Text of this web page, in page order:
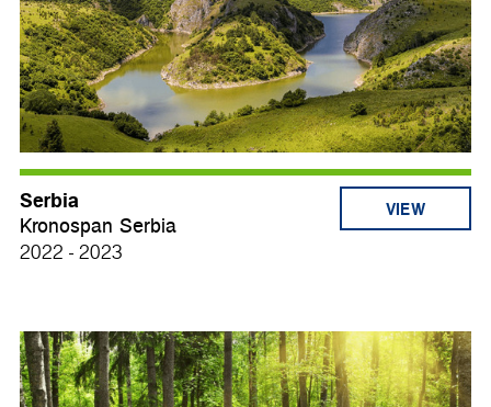
Serbia
Kronospan Serbia
2022 - 2023
VIEW